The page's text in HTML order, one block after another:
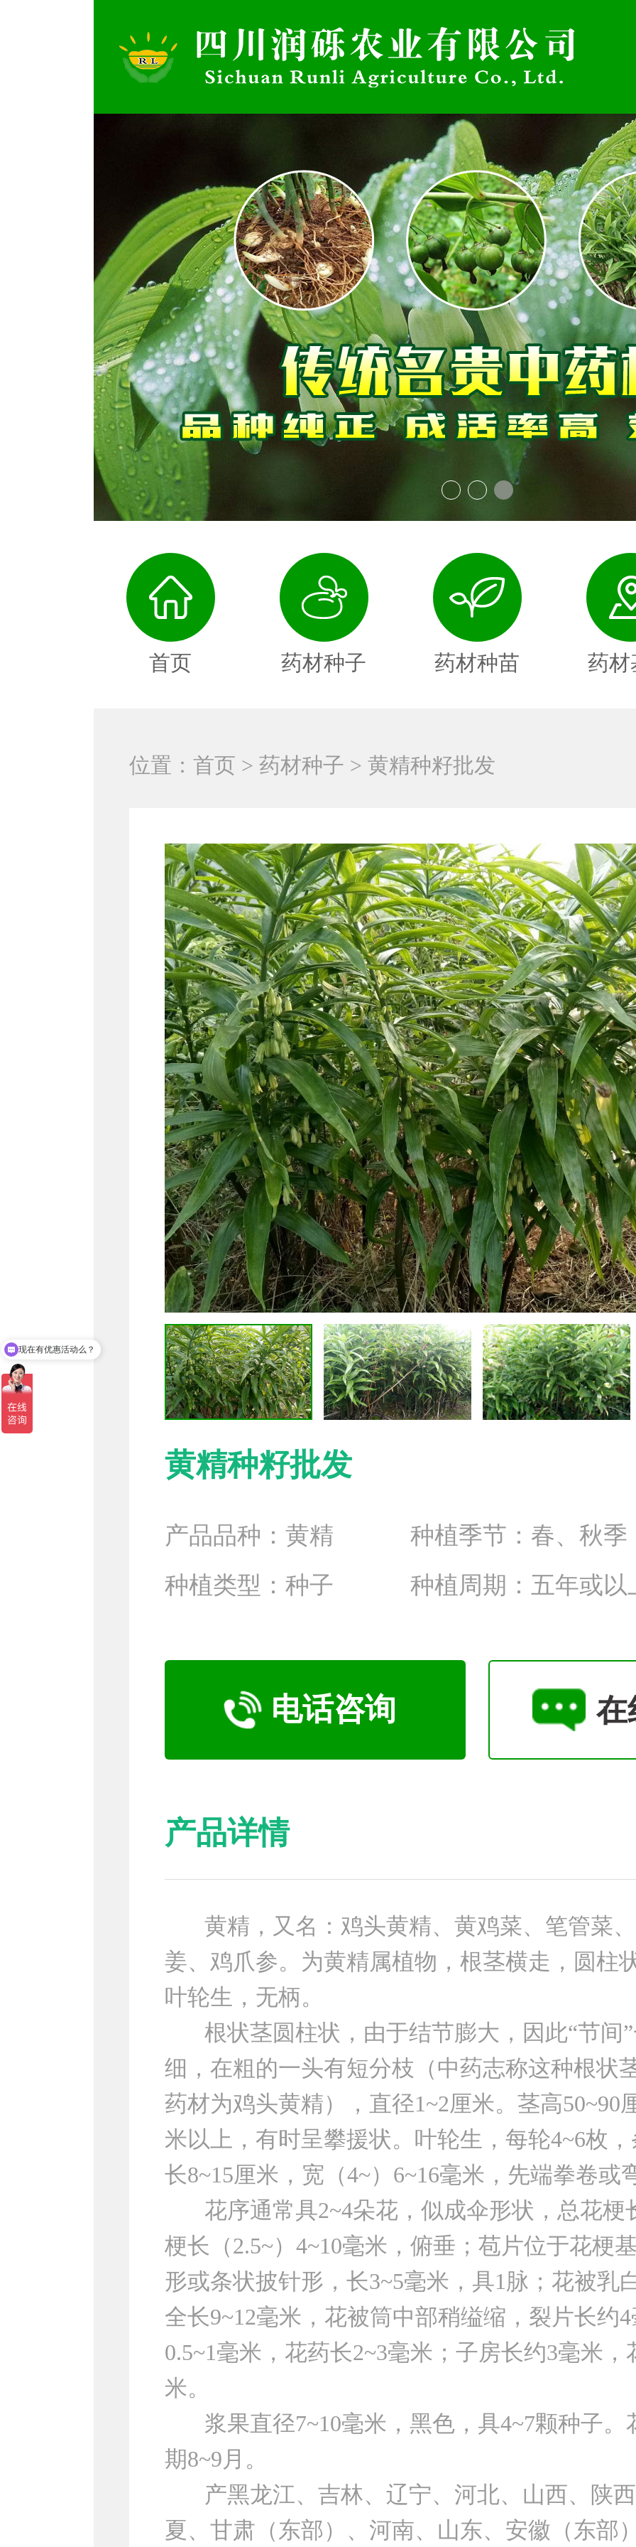
首页 药材种子 药材种苗 药材
位置： 首页 > 药材种子 > 黄精种籽批发
黄精种籽批发
产品品种：黄精 种植季节：春、秋季
种植类型：种子 种植周期：五年或以
电话咨询 在
产品详情
黄精，又名：鸡头黄精、黄鸡菜、笔管菜
姜、鸡爪参。为黄精属植物，根茎横走，圆柱
叶轮生，无柄。
根状茎圆柱状，由于结节膨大，因此“节间”
细，在粗的一头有短分枝（中药志称这种根状
药材为鸡头黄精），直径1~2厘米。茎高50~90
米以上，有时呈攀援状。叶轮生，每轮4~6枚
长8~15厘米，宽（4~）6~16毫米，先端拳卷或
花序通常具2~4朵花，似成伞形状，总花梗
梗长（2.5~）4~10毫米，俯垂；苞片位于花梗
形或条状披针形，长3~5毫米，具1脉；花被乳
全长9~12毫米，花被筒中部稍缢缩，裂片长约
0.5~1毫米，花药长2~3毫米；子房长约3毫米，
米。
浆果直径7~10毫米，黑色，具4~7颗种子。
期8~9月。
产黑龙江、吉林、辽宁、河北、山西、陕
夏、甘肃（东部）、河南、山东、安徽（东部
可以介绍下你们的产品么？
现在有优惠活动么？